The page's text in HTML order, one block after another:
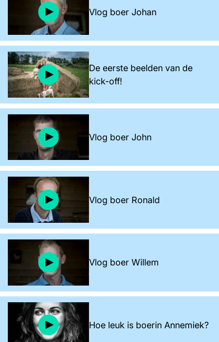
Vlog boer Johan
De eerste beelden van de
kick-off!
Vlog boer John
Vlog boer Ronald
Vlog boer Willem
Hoe leuk is boerin Annemiek?